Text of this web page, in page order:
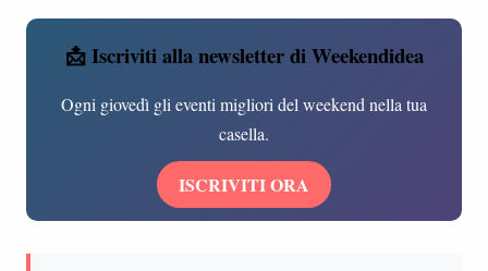
📩 Iscriviti alla newsletter di Weekendidea
Ogni giovedì gli eventi migliori del weekend nella tua
casella.
ISCRIVITI ORA